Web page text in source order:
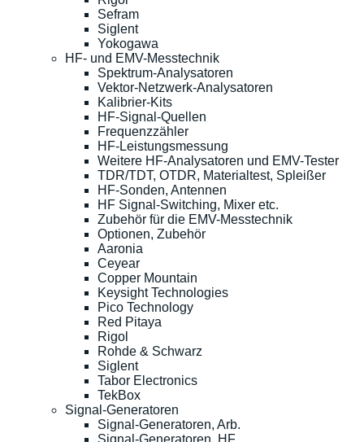
Sefram
Siglent
Yokogawa
HF- und EMV-Messtechnik
Spektrum-Analysatoren
Vektor-Netzwerk-Analysatoren
Kalibrier-Kits
HF-Signal-Quellen
Frequenzzähler
HF-Leistungsmessung
Weitere HF-Analysatoren und EMV-Tester
TDR/TDT, OTDR, Materialtest, Spleißer
HF-Sonden, Antennen
HF Signal-Switching, Mixer etc.
Zubehör für die EMV-Messtechnik
Optionen, Zubehör
Aaronia
Ceyear
Copper Mountain
Keysight Technologies
Pico Technology
Red Pitaya
Rigol
Rohde & Schwarz
Siglent
Tabor Electronics
TekBox
Signal-Generatoren
Signal-Generatoren, Arb.